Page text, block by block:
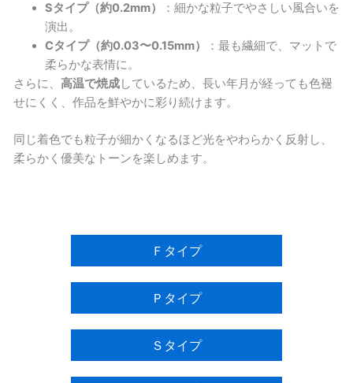
Sタイプ（約0.2mm）
：細かな粒子でやさしい風合いを
演出。
Cタイプ（約0.03〜0.15mm）
：最も繊細で、マットで
柔らかな表情に。
さらに、 高温で焼成しているため、長い年月が経っても色褪
せにくく、作品を鮮やかに彩り続けます。
同じ着色でも粒子が細かくなるほど光をやわらかく反射し、
柔らかく優美なトーンを楽しめます。
Ｆタイプ
Ｐタイプ
Ｓタイプ